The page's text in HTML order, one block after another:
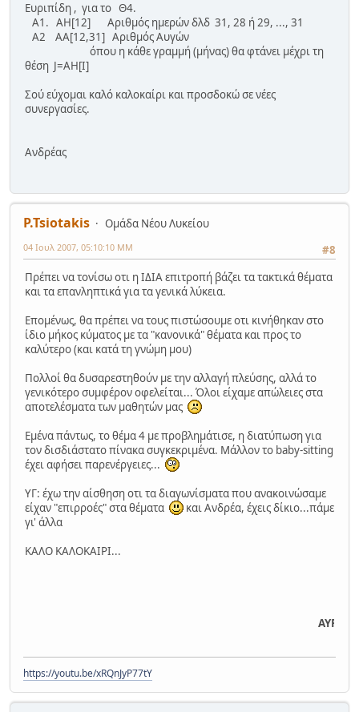
Ευριπίδη , για το Θ4.
Α1. ΑΗ[12] Αριθμός ημερών δλδ 31, 28 ή 29, ..., 31
Α2 ΑΑ[12,31] Αριθμός Αυγών
όπου η κάθε γραμμή (μήνας) θα φτάνει μέχρι τη
θέση J=ΑΗ[Ι]
Σού εύχομαι καλό καλοκαίρι και προσδοκώ σε νέες
συνεργασίες.
Ανδρέας
P.Tsiotakis
Ομάδα Νέου Λυκείου
#8
04 Ιουλ 2007, 05:10:10 ΜΜ
Πρέπει να τονίσω οτι η ΙΔΙΑ επιτροπή βάζει τα τακτικά θέματα
και τα επανληπτικά για τα γενικά λύκεια.
Επομένως, θα πρέπει να τους πιστώσουμε οτι κινήθηκαν στο
ίδιο μήκος κύματος με τα "κανονικά" θέματα και προς το
καλύτερο (και κατά τη γνώμη μου)
Πολλοί θα δυσαρεστηθούν με την αλλαγή πλεύσης, αλλά το
γενικότερο συμφέρον οφελείται... Όλοι είχαμε απώλειες στα
αποτελέσματα των μαθητών μας
Εμένα πάντως, το θέμα 4 με προβλημάτισε, η διατύπωση για
τον δισδιάστατο πίνακα συγκεκριμένα. Μάλλον το baby-sitting
έχει αφήσει παρενέργειες...
ΥΓ: έχω την αίσθηση οτι τα διαγωνίσματα που ανακοινώσαμε
είχαν "επιρροές" στα θέματα
και Ανδρέα, έχεις δίκιο...πάμε
γι' άλλα
ΚΑΛΟ ΚΑΛΟΚΑΙΡΙ...
ΑΥΡΙΟ ΕΣΠΕΡΙΝΑ
https://youtu.be/xRQnJyP77tY